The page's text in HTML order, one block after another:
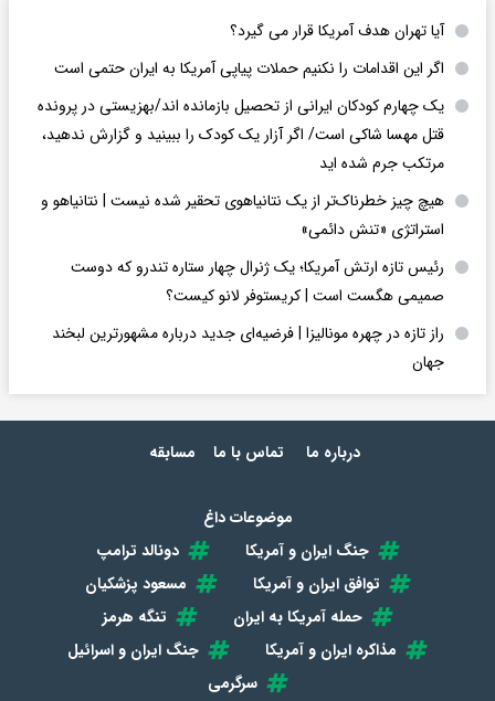
آیا تهران هدف آمریکا قرار می گیرد؟
اگر این اقدامات را نکنیم حملات پیاپی آمریکا به ایران حتمی است
یک چهارم کودکان ایرانی از تحصیل بازمانده اند/بهزیستی در پرونده
قتل مهسا شاکی است/ اگر آزار یک کودک را ببینید و گزارش ندهید،
مرتکب جرم شده اید
هیچ چیز خطرناک‌تر از یک نتانیاهوی تحقیر شده نیست | نتانیاهو و
استراتژی «تنش دائمی»
رئیس تازه ارتش آمریکا؛ یک ژنرال چهار ستاره تندرو که دوست
صمیمی هگست است | کریستوفر لانو کیست؟
راز تازه در چهره مونالیزا | فرضیه‌ای جدید درباره مشهورترین لبخند
جهان
درباره ما تماس با ما مسابقه
موضوعات داغ
جنگ ایران و آمریکا
دونالد ترامپ
توافق ایران و آمریکا
مسعود پزشکیان
حمله آمریکا به ایران
تنگه هرمز
مذاکره ایران و آمریکا
جنگ ایران و اسرائیل
سرگرمی